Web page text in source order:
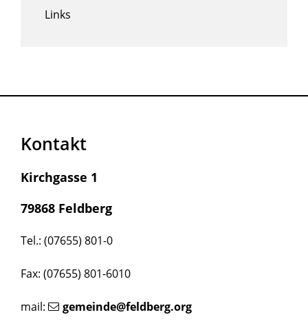
Links
Kontakt
Kirchgasse 1
79868 Feldberg
Tel.: (07655) 801-0
Fax: (07655) 801-6010
mail: gemeinde@feldberg.org